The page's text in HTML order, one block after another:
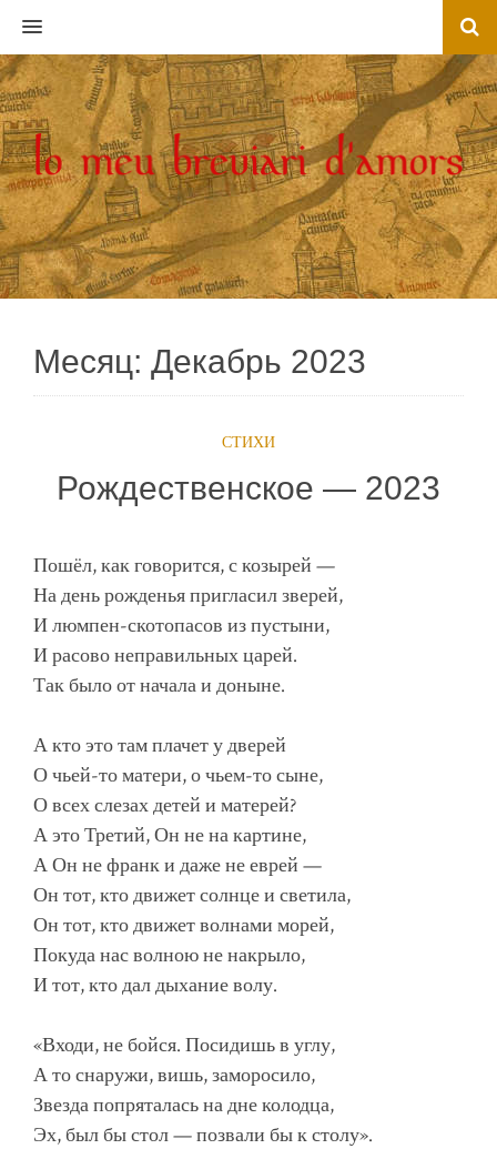
MENU
Месяц: Декабрь 2023
СТИХИ
Рождественское — 2023
Пошёл, как говорится, с козырей —
На день рожденья пригласил зверей,
И люмпен-скотопасов из пустыни,
И расово неправильных царей.
Так было от начала и доныне.
А кто это там плачет у дверей
О чьей-то матери, о чьем-то сыне,
О всех слезах детей и матерей?
А это Третий, Он не на картине,
А Он не франк и даже не еврей —
Он тот, кто движет солнце и светила,
Он тот, кто движет волнами морей,
Покуда нас волною не накрыло,
И тот, кто дал дыхание волу.
«Входи, не бойся. Посидишь в углу,
А то снаружи, вишь, заморосило,
Звезда попряталась на дне колодца,
Эх, был бы стол — позвали бы к столу».